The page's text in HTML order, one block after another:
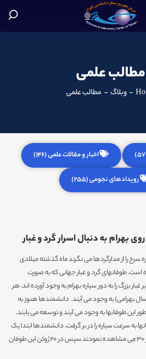
مطالب علمی
- وبلاگ - مطالب علمی
اخبار و مقالات علمی (146)
رویدادهای نجومی (255)
بهرام به دنبال اسرار گرد و غبار
سرخ را از مدارگردها می نگرند ماه گذشته میلادی
است. طوفانهای گرد و غبار جهانی که به صورت
بزرگ را به دور سیاره بهرام به وجود آورده اند، هر
تا هشت سال (3-4 سال بهرامی) به وجود می آیند. دانشمندها هنوز به
این طوفانها به وجود می آیند و توسعه می یابند.
به سرعت سیاره را در بر گرفت. دانشمندها ابتدا یک
طوفان کوچک مقیاس را در 30 مِی مشاهده نمودند سپس در 20 ژوئن این طوفان